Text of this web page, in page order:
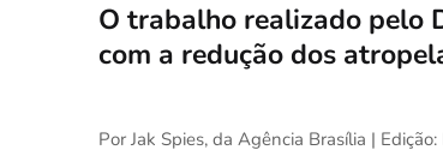
O trabalho realizado pelo
com a redução dos
Por Jak Spies, da Agência Brasília |